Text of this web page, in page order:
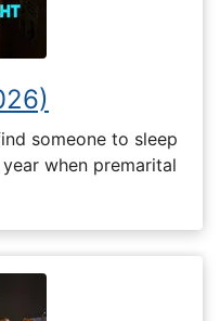
someone to sleep
when premarital